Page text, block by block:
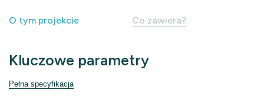
O tym projekcie Co zawiera?
Kluczowe parametry
Pełna specyfikacja